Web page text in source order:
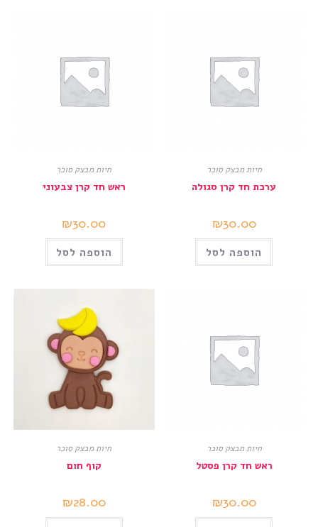
חיות מבצק סוכר
ערכת חד קרן סגולה
₪30.00
הוספה לסל
חיות מבצק סוכר
ראש חד קרן צבעוני
₪30.00
הוספה לסל
חיות מבצק סוכר
ראש חד קרן פסטל
₪30.00
חיות מבצק סוכר
קוף חום
₪28.00